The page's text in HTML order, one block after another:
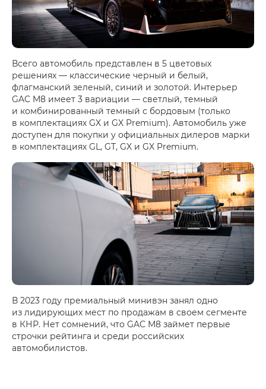
Всего автомобиль представлен в 5 цветовых
решениях — классические черный и белый,
флагманский зеленый, синий и золотой. Интерьер
GAC M8 имеет 3 вариации — светлый, темный
и комбинированный темный с бордовым (только
в комплектациях GX и GX Premium). Автомобиль уже
доступен для покупки у официальных дилеров марки
в комплектациях GL, GT, GX и GX Premium.
В 2023 году премиальный минивэн занял одно
из лидирующих мест по продажам в своем сегменте
в КНР. Нет сомнений, что GAC M8 займет первые
строчки рейтинга и среди российских
автомобилистов.